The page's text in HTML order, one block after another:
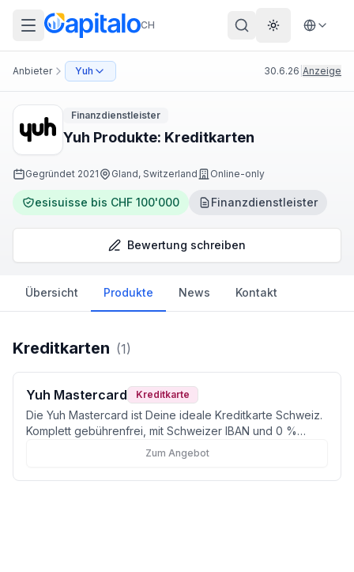
CH Theme
Anbieter Yuh 30.6.26 Anzeige
Finanzdienstleister
Yuh Produkte: Kreditkarten
Gegründet 2021 Gland, Switzerland Online-only
esisuisse bis CHF 100'000 Finanzdienstleister
Bewertung schreiben
Übersicht Produkte News Kontakt
Kreditkarten (1)
Yuh Mastercard Kreditkarte
Die Yuh Mastercard ist Deine ideale Kreditkarte Schweiz.
Komplett gebührenfrei, mit Schweizer IBAN und 0 %
Fremdwährungsgebühr in 13 Währungen.
Zum Angebot